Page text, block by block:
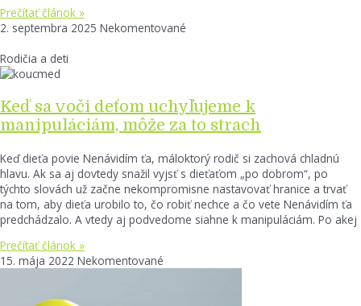
Prečítať článok »
2. septembra 2025 Nekomentované
Rodičia a deti
Keď sa voči deťom uchyľujeme k
manipuláciám, môže za to strach
Keď dieťa povie Nenávidím ťa, máloktorý rodič si zachová chladnú
hlavu. Ak sa aj dovtedy snažil vyjsť s dieťaťom „po dobrom“, po
týchto slovách už začne nekompromisne nastavovať hranice a trvať
na tom, aby dieťa urobilo to, čo robiť nechce a čo vete Nenávidím ťa
predchádzalo. A vtedy aj podvedome siahne k manipuláciám. Po akej
Prečítať článok »
15. mája 2022 Nekomentované